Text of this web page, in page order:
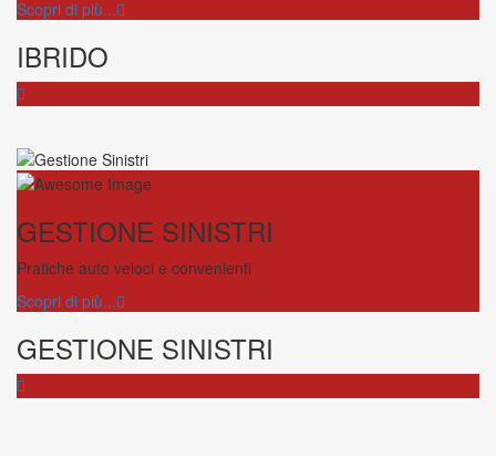
Scopri di più...
IBRIDO
GESTIONE SINISTRI
Pratiche auto veloci e convenienti
Scopri di più...
GESTIONE SINISTRI